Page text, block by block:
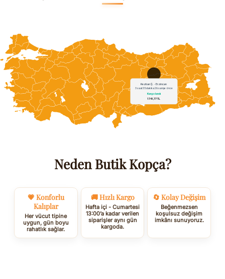
Neden Butik Kopça?
💗 Konforlu
Kalıplar
Her vücut tipine
uygun, gün boyu
rahatlık sağlar.
🚚 Hızlı Kargo
Hafta içi - Cumartesi
13:00’a kadar verilen
siparişler aynı gün
kargoda.
🔄 Kolay Değişim
Beğenmezsen
koşulsuz değişim
imkânı sunuyoruz.